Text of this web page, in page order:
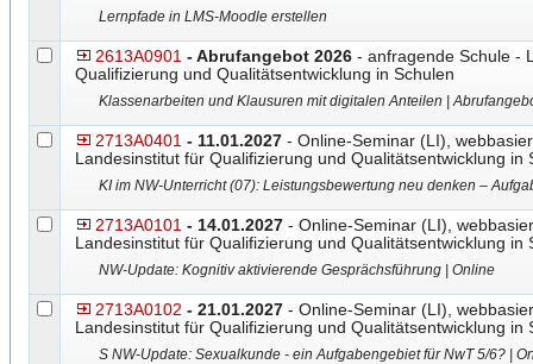
Lernpfade in LMS-Moodle erstellen
2613A0901 - Abrufangebot 2026 - anfragende Schule -
Qualifizierung und Qualitätsentwicklung in Schulen
Klassenarbeiten und Klausuren mit digitalen Anteilen |
2713A0401 - 11.01.2027 - Online-Seminar (LI),
Landesinstitut für Qualifizierung und Qualitätsentwicklung in
KI im NW-Unterricht (07): Leistungsbewertung neu denken –
2713A0101 - 14.01.2027 - Online-Seminar (LI),
Landesinstitut für Qualifizierung und Qualitätsentwicklung in
NW-Update: Kognitiv aktivierende Gesprächsführung | Online
2713A0102 - 21.01.2027 - Online-Seminar (LI),
Landesinstitut für Qualifizierung und Qualitätsentwicklung in
S NW-Update: Sexualkunde - ein Aufgabengebiet für NwT 5/6? |